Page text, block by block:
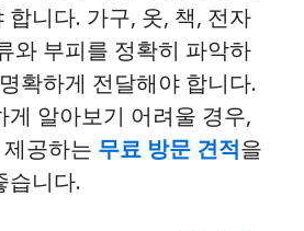
합니다. 가구, 옷, 책, 전자
와 부피를 정확히 파악하
확하게 전달해야 합니다.
게 알아보기 어려울 경우,
공하는 무료 방문 견적을
습니다.